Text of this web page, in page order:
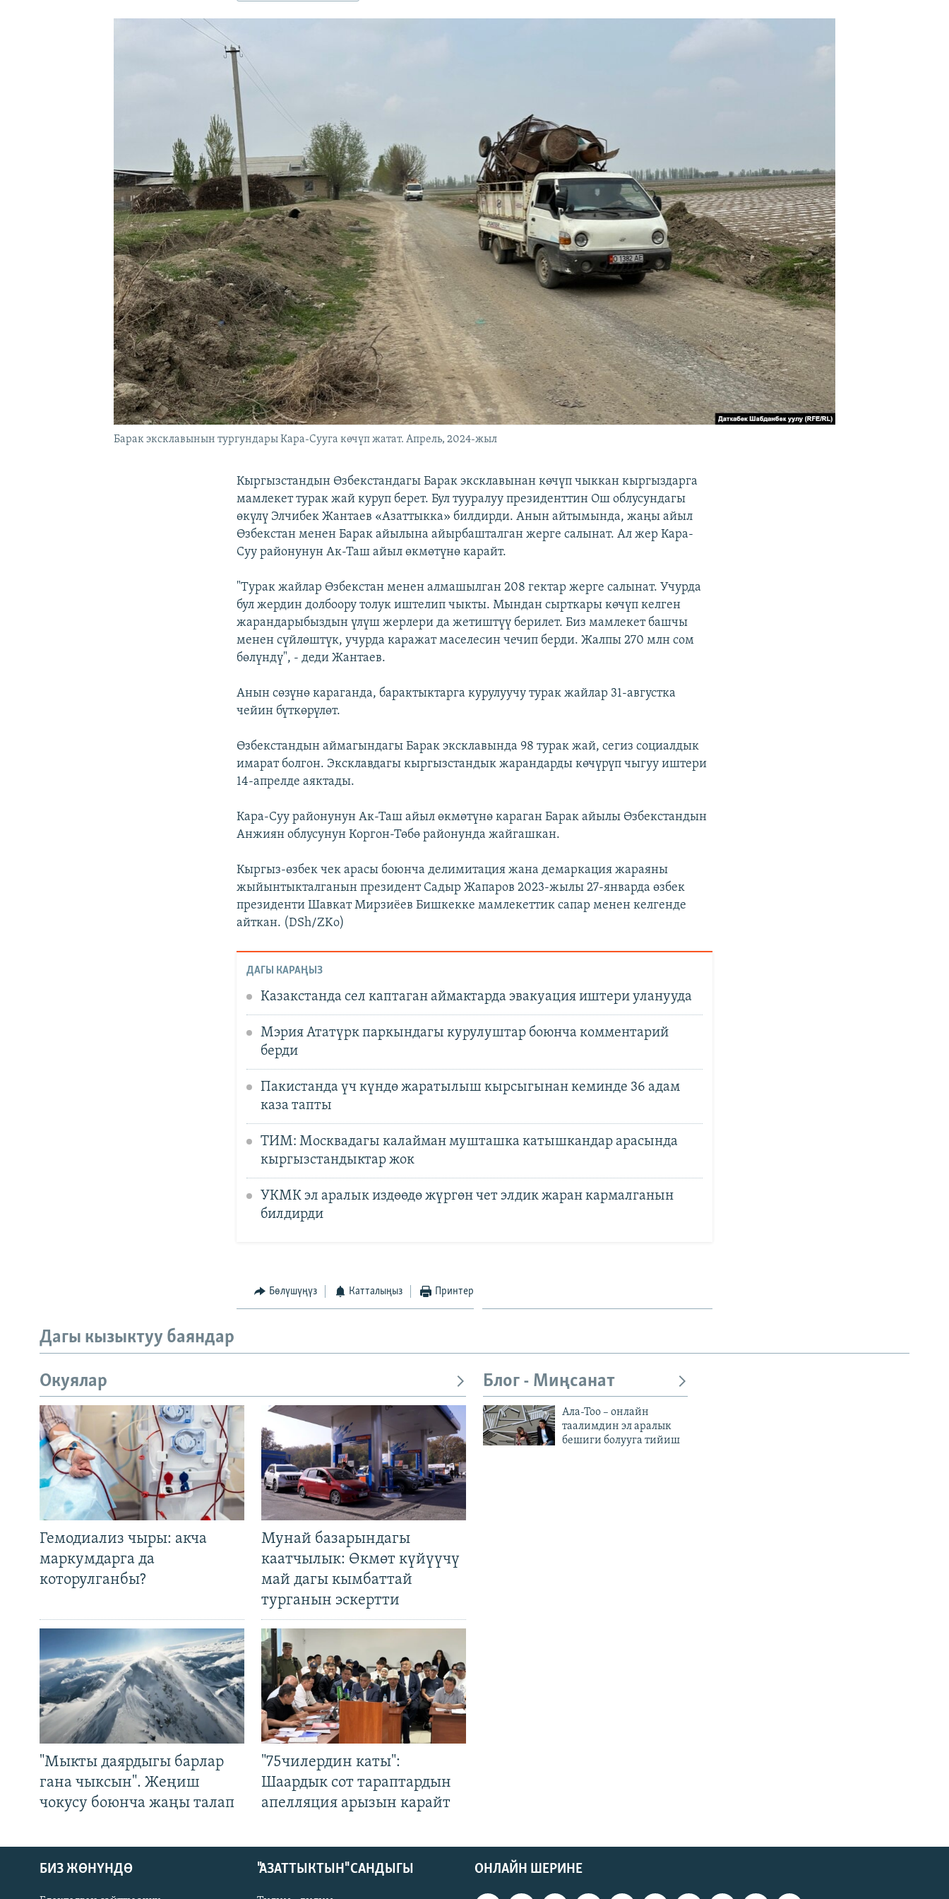
Барак эксклавынын тургундары Кара-Сууга көчүп жатат. Апрель, 2024-жыл
Кыргызстандын Өзбекстандагы Барак эксклавынан көчүп чыккан кыргыздарга
мамлекет турак жай куруп берет. Бул тууралуу президенттин Ош облусундагы
өкүлү Элчибек Жантаев «Азаттыкка» билдирди. Анын айтымында, жаңы айыл
Өзбекстан менен Барак айылына айырбашталган жерге салынат. Ал жер Кара-
Суу районунун Ак-Таш айыл өкмөтүнө карайт.
"Турак жайлар Өзбекстан менен алмашылган 208 гектар жерге салынат. Учурда
бул жердин долбоору толук иштелип чыкты. Мындан сырткары көчүп келген
жарандарыбыздын үлүш жерлери да жетиштүү берилет. Биз мамлекет башчы
менен сүйлөштүк, учурда каражат маселесин чечип берди. Жалпы 270 млн сом
бөлүндү", - деди Жантаев.
Анын сөзүнө караганда, барактыктарга курулуучу турак жайлар 31-августка
чейин бүткөрүлөт.
Өзбекстандын аймагындагы Барак эксклавында 98 турак жай, сегиз социалдык
имарат болгон. Эксклавдагы кыргызстандык жарандарды көчүрүп чыгуу иштери
14-апрелде аяктады.
Кара-Суу районунун Ак-Таш айыл өкмөтүнө караган Барак айылы Өзбекстандын
Анжиян облусунун Коргон-Төбө районунда жайгашкан.
Кыргыз-өзбек чек арасы боюнча делимитация жана демаркация жараяны
жыйынтыкталганын президент Садыр Жапаров 2023-жылы 27-январда өзбек
президенти Шавкат Мирзиёев Бишкекке мамлекеттик сапар менен келгенде
айткан. (DSh/ZKo)
ДАГЫ КАРАҢЫЗ
Казакстанда сел каптаган аймактарда эвакуация иштери уланууда
Мэрия Ататүрк паркындагы курулуштар боюнча комментарий
берди
Пакистанда үч күндө жаратылыш кырсыгынан кеминде 36 адам
каза тапты
ТИМ: Москвадагы калайман мушташка катышкандар арасында
кыргызстандыктар жок
УКМК эл аралык издөөдө жүргөн чет элдик жаран кармалганын
билдирди
Бөлүшүңүз Катталыңыз Принтер
Дагы кызыктуу баяндар
Окуялар
Гемодиализ чыры: акча
маркумдарга да
которулганбы?
Мунай базарындагы
каатчылык: Өкмөт күйүүчү
май дагы кымбаттай
турганын эскертти
"Мыкты даярдыгы барлар
гана чыксын". Жеңиш
чокусу боюнча жаңы талап
"75чилердин каты":
Шаардык сот тараптардын
апелляция арызын карайт
Блог - Миңсанат
Ала-Тоо – онлайн
таалимдин эл аралык
бешиги болууга тийиш
ОНЛАЙН ШЕРИНЕ
БИЗ ЖӨНҮНДӨ "АЗАТТЫКТЫН" САНДЫГЫ